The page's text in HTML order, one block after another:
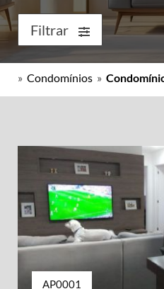
Filtrar
» Condomínios »
AP0001